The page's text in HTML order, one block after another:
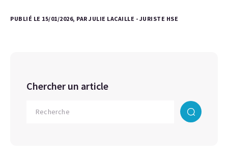
PUBLIÉ LE 15/01/2026, PAR JULIE LACAILLE - JURISTE HSE
Chercher un article